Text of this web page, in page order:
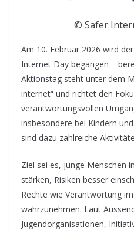
© Safer
Am 10. Februar 2026 wird
Internet Day begangen –
Aktionstag steht unter dem
internet“ und richtet den
verantwortungsvollen
insbesondere bei Kindern
sind dazu zahlreiche
Ziel sei es, junge Menschen
stärken, Risiken besser
Rechte wie Verantwortung
wahrzunehmen. Laut
Jugendorganisationen,